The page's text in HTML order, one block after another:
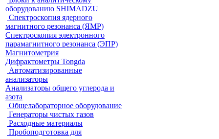
оборудованию SHIMADZU
Спектроскопия ядерного
магнитного резонанса (ЯМР)
Спектроскопия электронного
парамагнитного резонанса (ЭПР)
Магнитометрия
Дифрактометры Tongda
Автоматизированные
анализаторы
Анализаторы общего углерода и
азота
Общелабораторное оборудование
Генераторы чистых газов
Расходные материалы
Пробоподготовка для